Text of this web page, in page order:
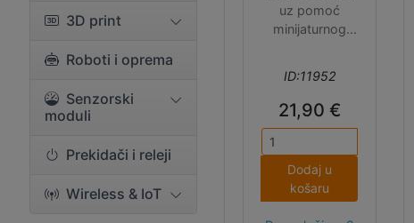
3D print
Roboti i oprema
Senzorski
moduli
Prekidači i releji
Wireless & IoT
uz pomoć
minijaturnog
senzora na
temelju
vremena
potrebnog da
se signal vrati
do senzora
('Time of
ID:11952
21,90 €
Dodaj u
košaru